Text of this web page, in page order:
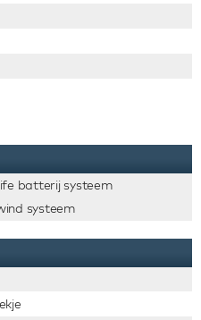
batterij systeem
systeem